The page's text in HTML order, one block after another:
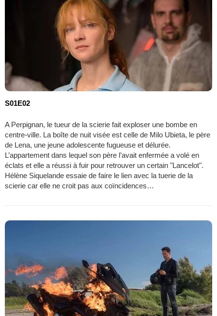
S01E02
A Perpignan, le tueur de la scierie fait exploser une bombe en
centre-ville. La boîte de nuit visée est celle de Milo Ubieta, le père
de Lena, une jeune adolescente fugueuse et délurée.
L’appartement dans lequel son père l’avait enfermée a volé en
éclats et elle a réussi à fuir pour retrouver un certain "Lancelot".
Hélène Siquelande essaie de faire le lien avec la tuerie de la
scierie car elle ne croit pas aux coïncidences…